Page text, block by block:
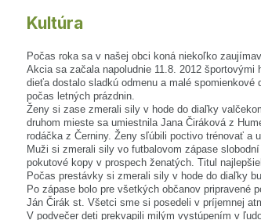
Kultúra
Počas roka sa v našej obci koná niekoľko
Akcia sa začala napoludnie 11.8. 2012
dieťa dostalo sladkú odmenu a malé
počas letných prázdnin.
Ženy si zase zmerali sily v hode do diaľky
druhom mieste sa umiestnila Jana Čiráková z
rodáčka z Černiny. Ženy sľúbili poctivo trénovať
Muži si zmerali sily vo futbalovom zápase
pokutové kopy v prospech ženatých. Titul
Počas prestávky si zmerali sily v hode do diaľky
Po zápase bolo pre všetkých občanov pripravené
Ján Čirák st. Všetci sme si posedeli v príjemnej
V podvečer deti prekvapili milým vystúpením v